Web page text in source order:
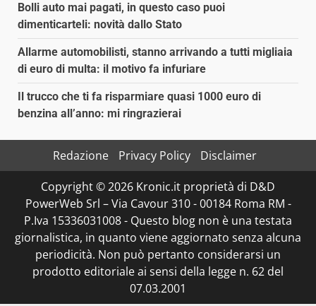
Bolli auto mai pagati, in questo caso puoi
dimenticarteli: novità dallo Stato
Allarme automobilisti, stanno arrivando a tutti migliaia
di euro di multa: il motivo fa infuriare
Il trucco che ti fa risparmiare quasi 1000 euro di
benzina all’anno: mi ringrazierai
Redazione Privacy Policy
Disclaimer
Copyright © 2026 Kronic.it proprietà di D&D
PowerWeb Srl – Via Cavour 310 - 00184 Roma RM -
P.Iva 15336031008 - Questo blog non è una testata
giornalistica, in quanto viene aggiornato senza alcuna
periodicità. Non può pertanto considerarsi un
prodotto editoriale ai sensi della legge n. 62 del
07.03.2001